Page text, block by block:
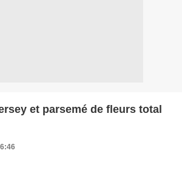
et parsemé de fleurs total